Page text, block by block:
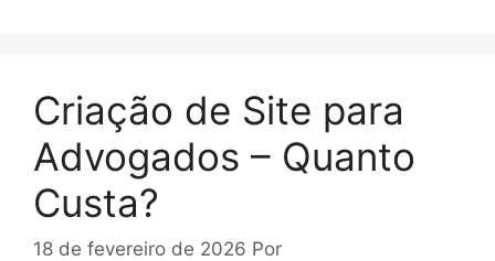
Criação de Site para
Advogados – Quanto
Custa?
18 de fevereiro de 2026 Por